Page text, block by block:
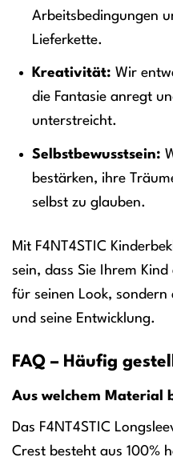
Arbeitsbedingungen
Lieferkette.
Kreativität: Wir
die Fantasie anregt
unterstreicht.
Selbstbewusstsein:
bestärken, ihre
selbst zu glauben.
Mit F4NT4STIC
sein, dass Sie Ihrem
für seinen Look,
und seine Entwicklung.
FAQ – Häufig
Aus welchem Material
Das F4NT4STIC
Crest besteht aus 100%